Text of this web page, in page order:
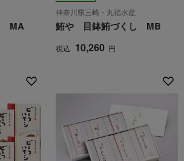
MA
神奈川県三崎・丸福水産
鮪や 目鉢鮪づくし MB
税込 10,260 円